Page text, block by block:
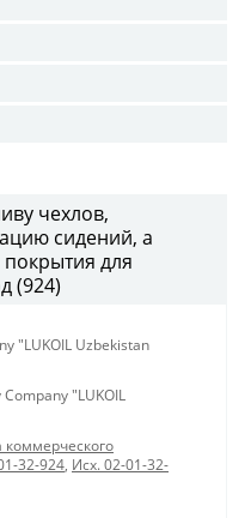
чехлов,
сидений, а
для
(924)
"LUKOIL Uzbekistan
"LUKOIL
32-924, Исх. 02-01-32-